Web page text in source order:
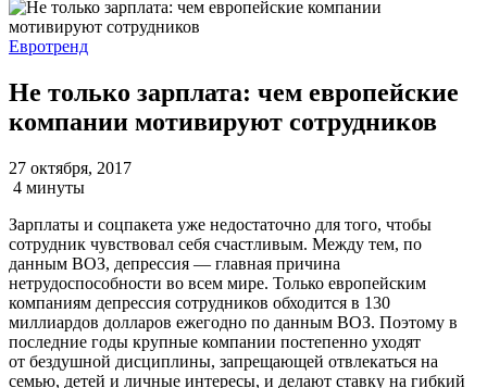
Евротренд
Не только зарплата: чем европейские
компании мотивируют сотрудников
27 октября, 2017
4 минуты
Зарплаты и соцпакета уже недостаточно для того, чтобы
сотрудник чувствовал себя счастливым. Между тем, по
данным ВОЗ, депрессия — главная причина
нетрудоспособности во всем мире. Только европейским
компаниям депрессия сотрудников обходится в 130
миллиардов долларов ежегодно по данным ВОЗ. Поэтому в
последние годы крупные компании постепенно уходят
от бездушной дисциплины, запрещающей отвлекаться на
семью, детей и личные интересы, и делают ставку на гибкий